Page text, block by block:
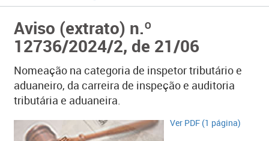
Aviso (extrato) n.º
12736/2024/2, de 21/06
Nomeação na categoria de inspetor tributário e
aduaneiro, da carreira de inspeção e auditoria
tributária e aduaneira.
​Ver PDF (1 página)​